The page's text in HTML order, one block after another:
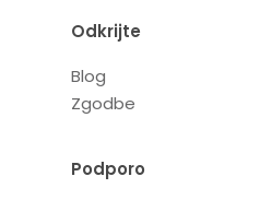
Odkrijte
Blog
Zgodbe
Podporo